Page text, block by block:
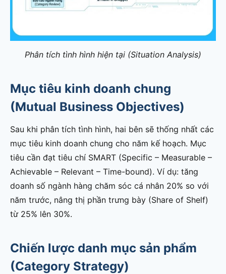
Phân tích tình hình hiện tại (Situation Analysis)
Mục tiêu kinh doanh chung
(Mutual Business Objectives)
Sau khi phân tích tình hình, hai bên sẽ thống nhất các
mục tiêu kinh doanh chung cho năm kế hoạch. Mục
tiêu cần đạt tiêu chí SMART (Specific – Measurable –
Achievable – Relevant – Time-bound). Ví dụ: tăng
doanh số ngành hàng chăm sóc cá nhân 20% so với
năm trước, nâng thị phần trưng bày (Share of Shelf)
từ 25% lên 30%.
Chiến lược danh mục sản phẩm
(Category Strategy)